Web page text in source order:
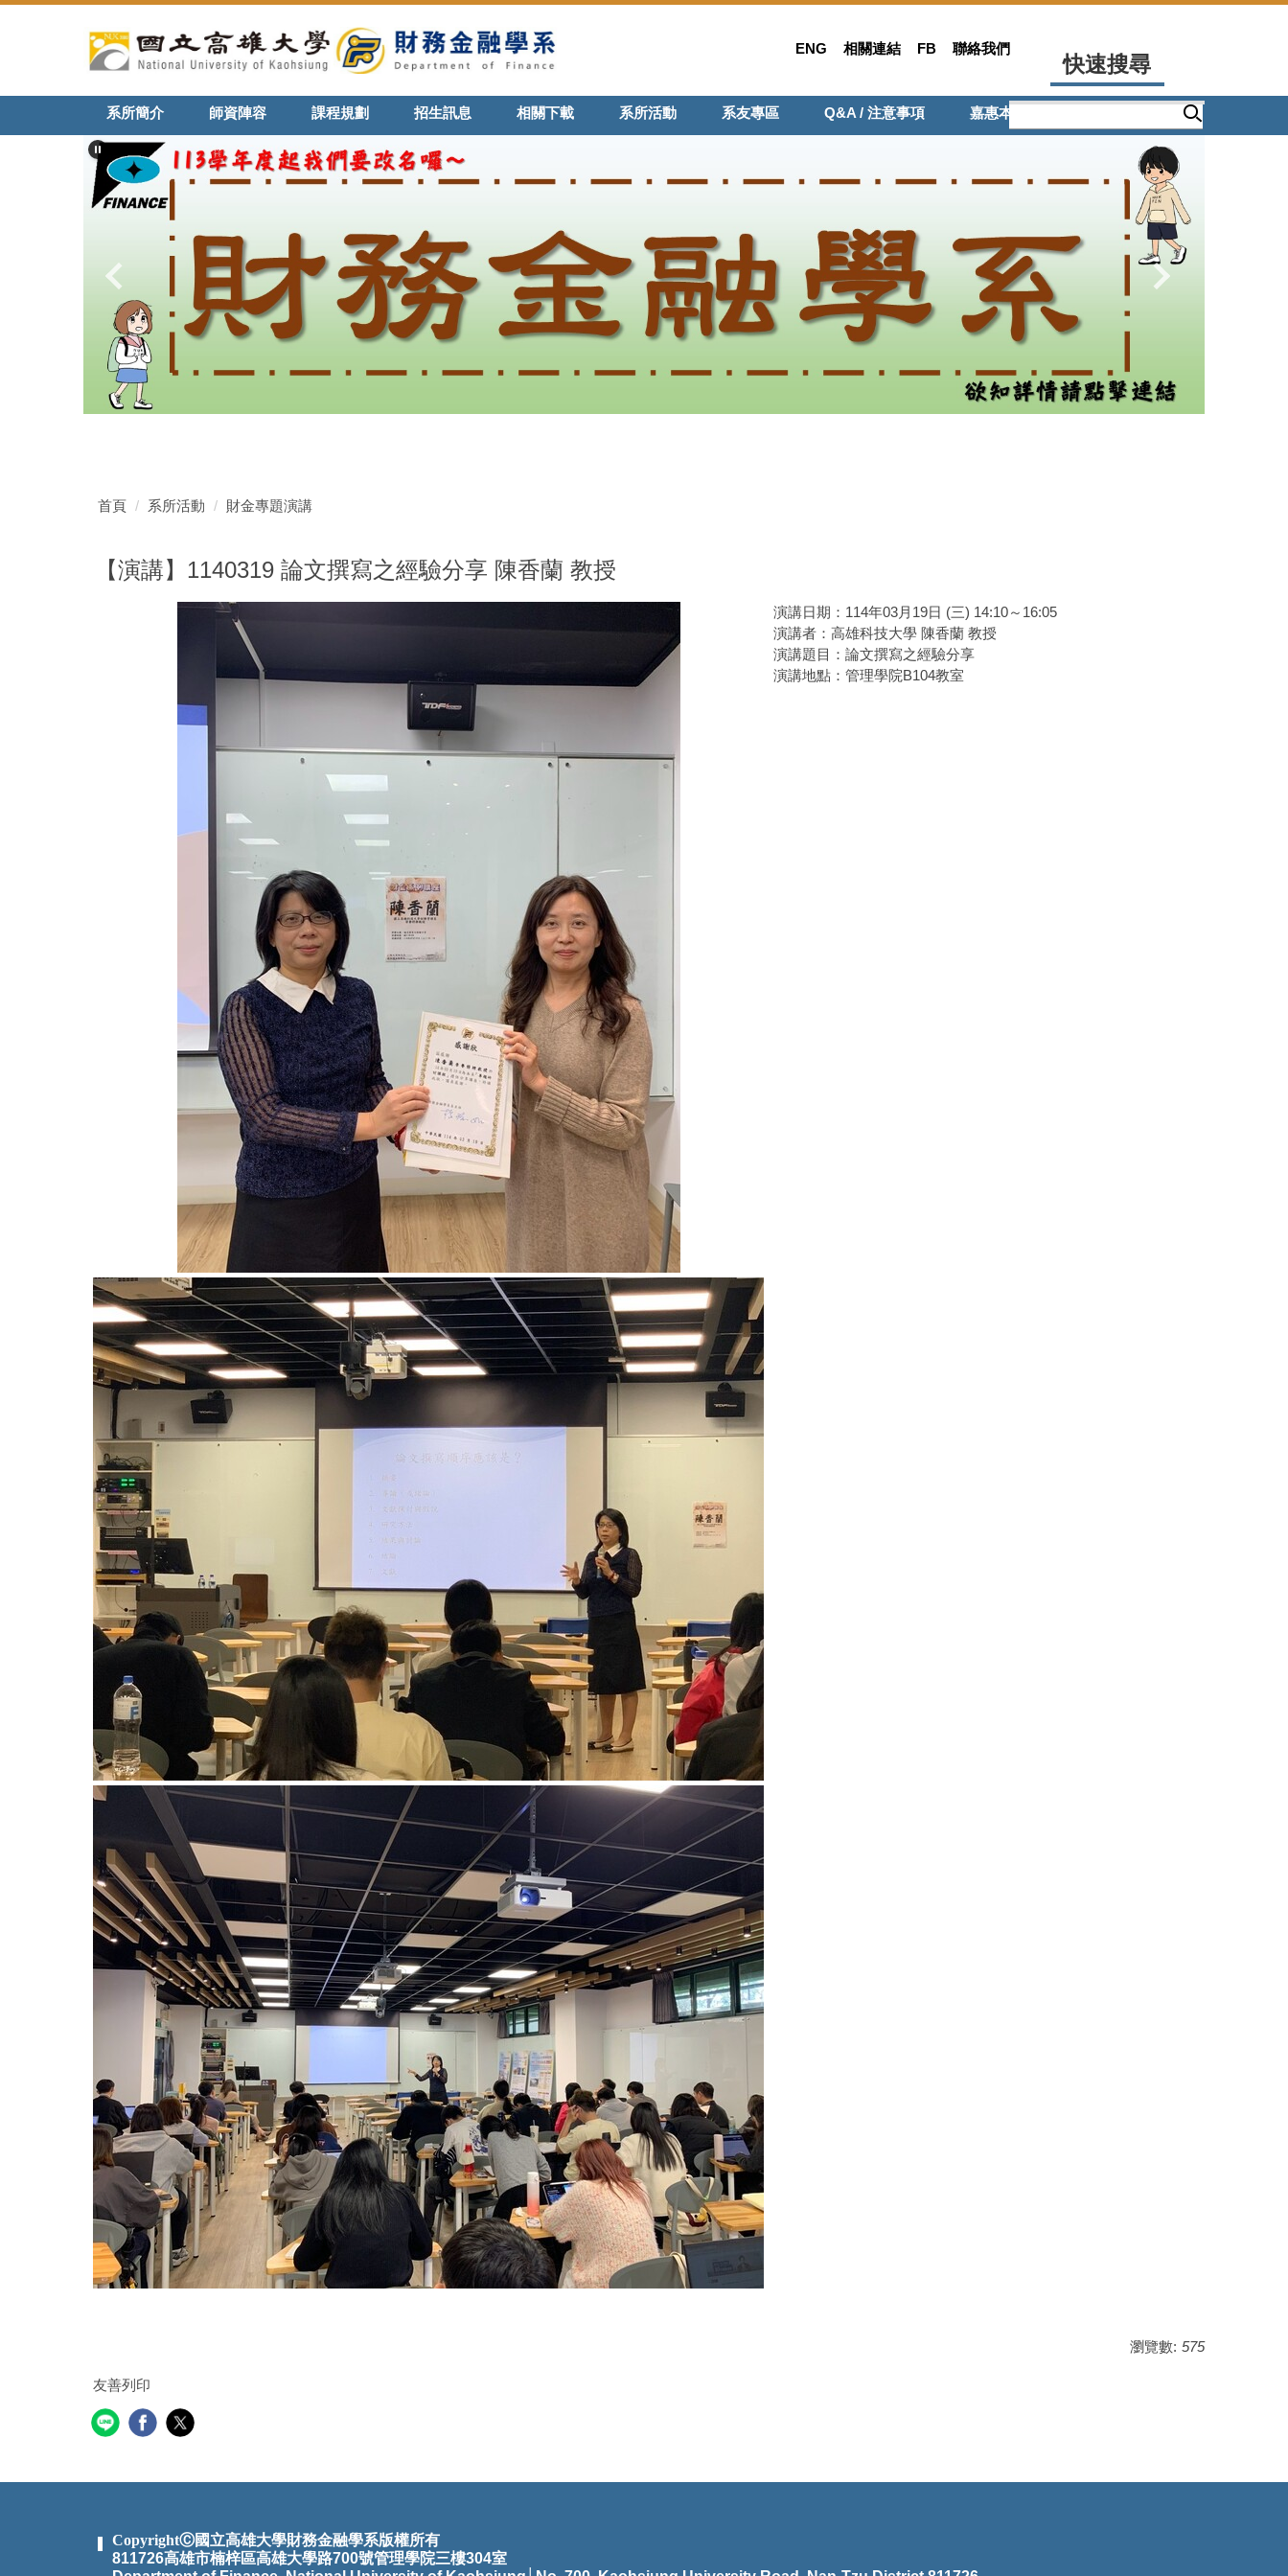
ENG 相關連結 FB 聯絡我們
系所簡介 師資陣容 課程規劃 招生訊息 相關下載 系所活動 系友專區 Q&A / 注意事項 嘉惠本系
快速搜尋
首頁 系所活動 財金專題演講
【演講】1140319 論文撰寫之經驗分享 陳香蘭 教授
演講日期：114年03月19日 (三) 14:10～16:05
演講者：高雄科技大學 陳香蘭 教授
演講題目：論文撰寫之經驗分享
演講地點：管理學院B104教室
瀏覽數: 575
友善列印
CopyrightⒸ國立高雄大學財務金融學系版權所有
811726高雄市楠梓區高雄大學路700號管理學院三樓304室